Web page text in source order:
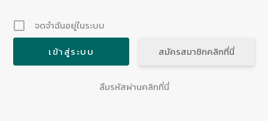
จดจำฉันอยู่ในระบบ
สมัครสมาชิกคลิกที่นี่
ลืมรหัสผ่านคลิกที่นี่